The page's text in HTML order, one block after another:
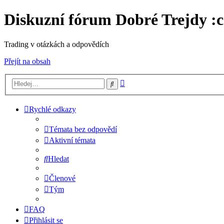
Diskuzní fórum Dobré Trejdy
Trading v otázkách a odpovědích
Přejít na obsah
Hledat
Rychlé odkazy
Témata bez odpovědí
Aktivní témata
Hledat
Členové
Tým
FAQ
Přihlásit se